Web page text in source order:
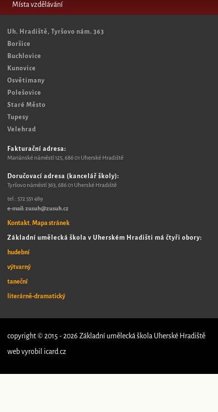
Místa vzdělávání
Uh. Hradiště, Tyršovo nám. 363
Boršice
Buchlovice
Kunovice
Osvětimany
Polešovice
Staré Město
Tupesy
Velehrad
Fakturační adresa:
Mariánské náměstí 125, 686 01 Uherské Hradiště
Doručovací adresa (kancelář školy):
Tyršovo náměstí 363, 686 01 Uherské Hradiště
tel.: 572 551 489​
e-mail: zusuh@zusuh.cz
Kontakt, Mapa stránek
Základní umělecká škola v Uherském Hradišti má čtyři obory:
hudební
výtvarný
taneční
literárně-dramatický
copyright © 2015 - 2026 Základní umělecká škola Uherské Hradiště
web vyrobil icard.cz